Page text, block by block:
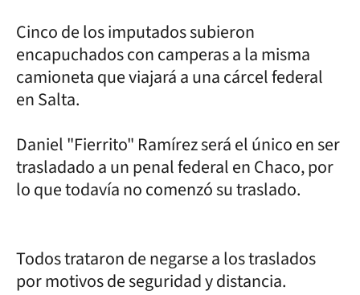
Cinco de los imputados subieron
encapuchados con camperas a la misma
camioneta que viajará a una cárcel federal
en Salta.
Daniel "Fierrito" Ramírez será el único en ser
trasladado a un penal federal en Chaco, por
lo que todavía no comenzó su traslado.
Todos trataron de negarse a los traslados
por motivos de seguridad y distancia.